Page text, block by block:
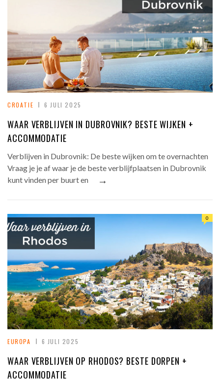
CROATIE 6 JULI 2025
WAAR VERBLIJVEN IN DUBROVNIK? BESTE WIJKEN +
ACCOMMODATIE
Verblijven in Dubrovnik: De beste wijken om te overnachten
Vraag je je af waar je de beste verblijfplaatsen in Dubrovnik
kunt vinden per buurt en
→
0
EUROPA 6 JULI 2025
WAAR VERBLIJVEN OP RHODOS? BESTE DORPEN +
ACCOMMODATIE